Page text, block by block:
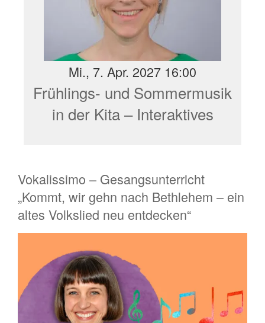
Mi., 7. Apr. 2027 16:00
Frühlings- und Sommermusik
in der Kita – Interaktives
Vokalissimo – Gesangsunterricht
„Kommt, wir gehn nach Bethlehem – ein
altes Volkslied neu entdecken“